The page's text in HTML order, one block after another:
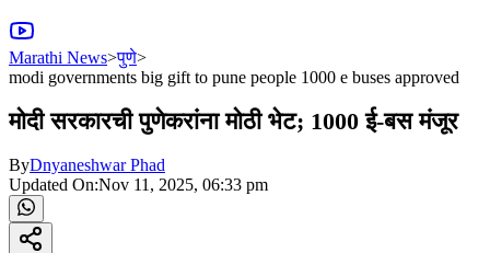
Marathi News>पुणे>
modi governments big gift to pune people 1000 e buses approved
मोदी सरकारची पुणेकरांना मोठी भेट; 1000 ई-बस मंजूर
ByDnyaneshwar Phad
Updated On:Nov 11, 2025, 06:33 pm